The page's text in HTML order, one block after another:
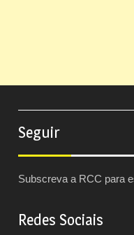
Seguir
Subscreva a RCC para
Redes Sociais